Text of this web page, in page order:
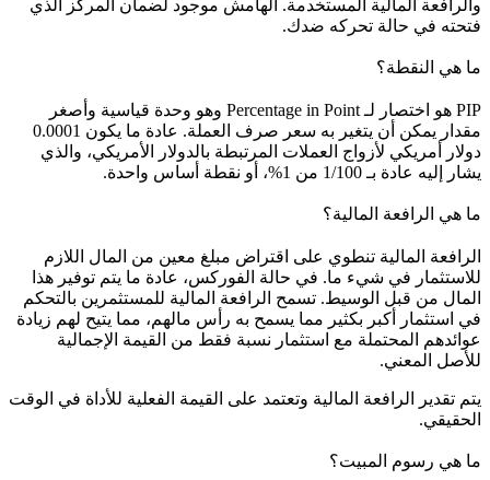
والرافعة المالية المستخدمة. الهامش موجود لضمان المركز الذي
فتحته في حالة تحركه ضدك.
ما هي النقطة؟
PIP هو اختصار لـ Percentage in Point وهو وحدة قياسية وأصغر
مقدار يمكن أن يتغير به سعر صرف العملة. عادة ما يكون 0.0001
دولار أمريكي لأزواج العملات المرتبطة بالدولار الأمريكي، والذي
يشار إليه عادة بـ 1/100 من 1%، أو نقطة أساس واحدة.
ما هي الرافعة المالية؟
الرافعة المالية تنطوي على اقتراض مبلغ معين من المال اللازم
للاستثمار في شيء ما. في حالة الفوركس، عادة ما يتم توفير هذا
المال من قبل الوسيط. تسمح الرافعة المالية للمستثمرين بالتحكم
في استثمار أكبر بكثير مما يسمح به رأس مالهم، مما يتيح لهم زيادة
عوائدهم المحتملة مع استثمار نسبة فقط من القيمة الإجمالية
للأصل المعني.
يتم تقدير الرافعة المالية وتعتمد على القيمة الفعلية للأداة في الوقت
الحقيقي.
ما هي رسوم المبيت؟